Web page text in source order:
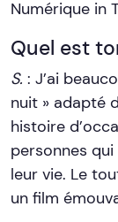
Numérique in
Quel est
S. : J’ai
nuit » adapté
histoire
personnes
leur vie. Le
un film